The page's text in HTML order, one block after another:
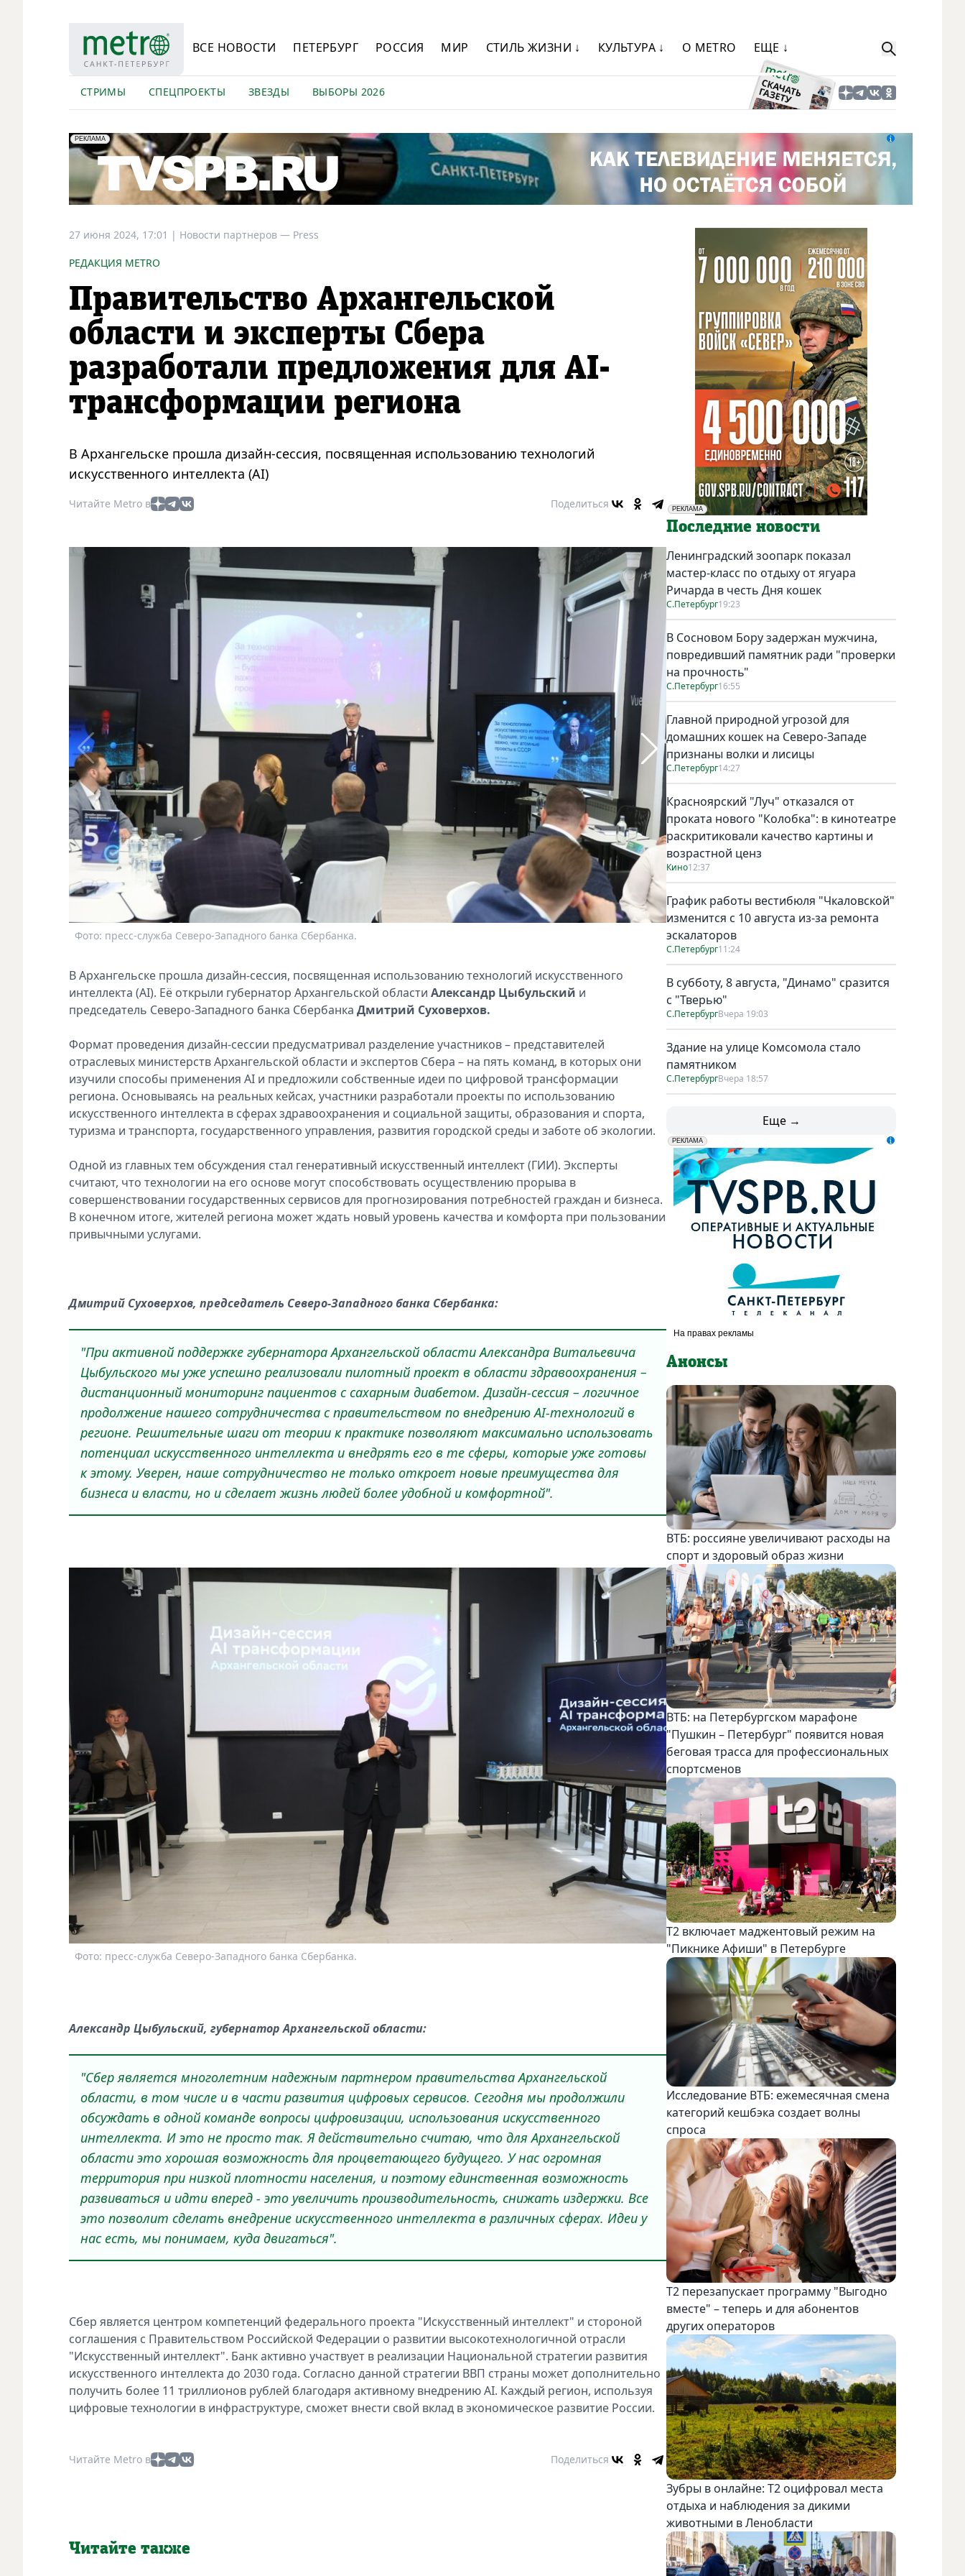
ВСЕ НОВОСТИ ПЕТЕРБУРГ РОССИЯ МИР СТИЛЬ ЖИЗНИ ↓ КУЛЬТУРА ↓ О METRO ЕЩЕ ↓
СТРИМЫ СПЕЦПРОЕКТЫ ЗВЕЗДЫ ВЫБОРЫ 2026
erid: LdtCK5Efv
РЕКЛАМА
АО "ГАТР", ИНН: 7841320717
27 июня 2024, 17:01 | Новости партнеров — Press
РЕДАКЦИЯ METRO
Правительство Архангельской
области и эксперты Сбера
разработали предложения для AI-
трансформации региона
В Архангельске прошла дизайн-сессия, посвященная использованию технологий
искусственного интеллекта (AI)
Читайте Metro в Поделиться
Фото: пресс-служба Северо-Западного банка Сбербанка. Фото: пресс-служба Северо-Западного банка Сбербанка.
В Архангельске прошла дизайн-сессия, посвященная использованию технологий искусственного
интеллекта (AI). Её открыли губернатор Архангельской области Александр Цыбульский и
председатель Северо-Западного банка Сбербанка Дмитрий Суховерхов.
Формат проведения дизайн-сессии предусматривал разделение участников – представителей
отраслевых министерств Архангельской области и экспертов Сбера – на пять команд, в которых они
изучили способы применения AI и предложили собственные идеи по цифровой трансформации
региона. Основываясь на реальных кейсах, участники разработали проекты по использованию
искусственного интеллекта в сферах здравоохранения и социальной защиты, образования и спорта,
туризма и транспорта, государственного управления, развития городской среды и заботе об экологии.
Одной из главных тем обсуждения стал генеративный искусственный интеллект (ГИИ). Эксперты
считают, что технологии на его основе могут способствовать осуществлению прорыва в
совершенствовании государственных сервисов для прогнозирования потребностей граждан и бизнеса.
В конечном итоге, жителей региона может ждать новый уровень качества и комфорта при пользовании
привычными услугами.
Дмитрий Суховерхов, председатель Северо-Западного банка Сбербанка:
"При активной поддержке губернатора Архангельской областиАлександра Витальевича
Цыбульского мы уже успешно реализовали пилотный проект в области здравоохранения –
дистанционный мониторинг пациентов с сахарным диабетом. Дизайн-сессия – логичное
продолжение нашего сотрудничества с правительством по внедрениюAI-технологий в
регионе. Решительные шаги от теории к практике позволяют максимально использовать
потенциал искусственного интеллекта и внедрять его в те сферы, которые уже готовы
к этому. Уверен, наше сотрудничество не только откроет новые преимущества для
бизнеса и власти, но и сделает жизнь людей более удобной и комфортной".
Фото: пресс-служба Северо-Западного банка Сбербанка.
Александр Цыбульский, губернатор Архангельской области:
"Сбер является многолетним надежным партнером правительства Архангельской
области, в том числе и в части развития цифровых сервисов. Сегодня мы продолжили
обсуждать в одной команде вопросы цифровизации, использования искусственного
интеллекта. И это не просто так. Я действительно считаю, что для Архангельской
области это хорошая возможность для процветающего будущего. У нас огромная
территория при низкой плотности населения, и поэтому единственная возможность
развиваться и идти вперед - это увеличить производительность, снижать издержки. Все
это позволит сделать внедрение искусственного интеллекта в различных сферах. Идеи у
нас есть, мы понимаем, куда двигаться".
Сбер является центром компетенций федерального проекта "Искусственный интеллект" и стороной
соглашения с Правительством Российской Федерации о развитии высокотехнологичной отрасли
"Искусственный интеллект". Банк активно участвует в реализации Национальной стратегии развития
искусственного интеллекта до 2030 года. Согласно данной стратегии ВВП страны может дополнительно
получить более 11 триллионов рублей благодаря активному внедрению AI. Каждый регион, используя
цифровые технологии в инфраструктуре, сможет внести свой вклад в экономическое развитие России.
Читайте Metro в Поделиться
Читайте также
РЕКЛАМА
Социальная реклама
Последние новости
Ленинградский зоопарк показал
мастер-класс по отдыху от ягуара
Ричарда в честь Дня кошек
С.Петербург19:23
В Сосновом Бору задержан мужчина,
повредивший памятник ради "проверки
на прочность"
С.Петербург16:55
Главной природной угрозой для
домашних кошек на Северо-Западе
признаны волки и лисицы
С.Петербург14:27
Красноярский "Луч" отказался от
проката нового "Колобка": в кинотеатре
раскритиковали качество картины и
возрастной ценз
Кино12:37
График работы вестибюля "Чкаловской"
изменится с 10 августа из-за ремонта
эскалаторов
С.Петербург11:24
В субботу, 8 августа, "Динамо" сразится
с "Тверью"
С.ПетербургВчера 19:03
Здание на улице Комсомола стало
памятником
С.ПетербургВчера 18:57
Еще →
erid: LdtCK5udn
РЕКЛАМА
АО "ГАТР", ИНН: 7841320717
Анонсы
ВТБ: россияне увеличивают расходы на
спорт и здоровый образ жизни
ВТБ: на Петербургском марафоне
"Пушкин – Петербург" появится новая
беговая трасса для профессиональных
спортсменов
Т2 включает маджентовый режим на
"Пикнике Афиши" в Петербурге
Исследование ВТБ: ежемесячная смена
категорий кешбэка создает волны
спроса
Т2 перезапускает программу "Выгодно
вместе" – теперь и для абонентов
других операторов
Зубры в онлайне: Т2 оцифровал места
отдыха и наблюдения за дикими
животными в Ленобласти